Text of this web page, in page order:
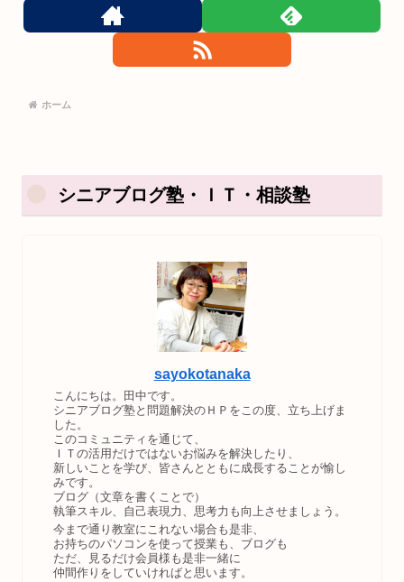
ホーム
シニアブログ塾・ＩＴ・相談塾
sayokotanaka
こんにちは。田中です。
シニアブログ塾と問題解決のＨＰをこの度、立ち上げま
した。
このコミュニティを通じて、
ＩＴの活用だけではないお悩みを解決したり、
新しいことを学び、皆さんとともに成長することが愉し
みです。
ブログ（文章を書くことで）
執筆スキル、自己表現力、思考力も向上させましょう。
今まで通り教室にこれない場合も是非、
お持ちのパソコンを使って授業も、ブログも
ただ、見るだけ会員様も是非一緒に
仲間作りをしていければと思います。